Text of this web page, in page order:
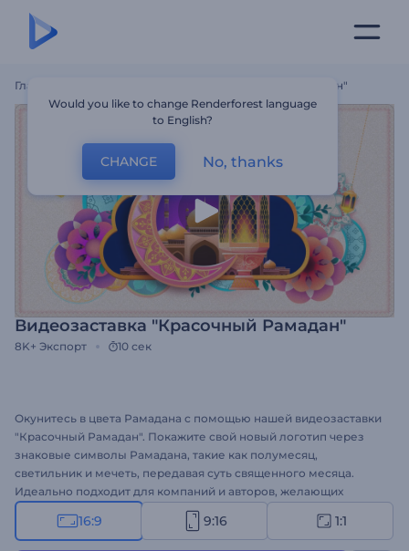
Главная Видеозаставка "Красочный Рамадан"
Видеозаставка "Красочный Рамадан"
8K+ Экспорт 10 сек
Окунитесь в цвета Рамадана с помощью нашей видеозаставки
"Красочный Рамадан". Покажите свой новый логотип через
знаковые символы Рамадана, такие как полумесяц,
светильник и мечеть, передавая суть священного месяца.
Идеально подходит для компаний и авторов, желающих
передать свои сообщения, поздравления или рекламные
предложения в честь Рамадана с помощью ярких визуальных
16:9 9:16 1:1
Would you like to change Renderforest language
to English?
CHANGE No, thanks